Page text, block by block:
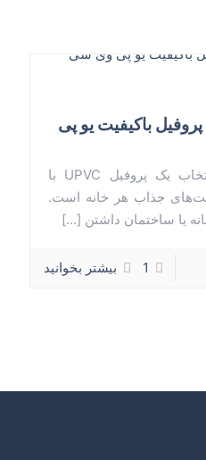
باکیفیت یو پی
پنجره دوجداره وینتک؛ انتخاب یک پروفیل UPVC با
جذاب هر خانه است.
یا ساختمان داشتن […]
1 بیشتر بخوانید